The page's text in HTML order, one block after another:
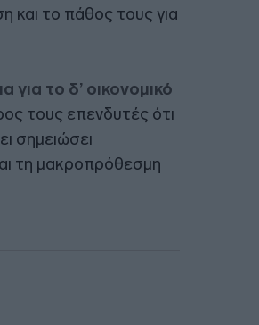
και το πάθος τους για
το δ’ οικονομικό
τους επενδυτές ότι
σημειώσει
τη μακροπρόθεσμη